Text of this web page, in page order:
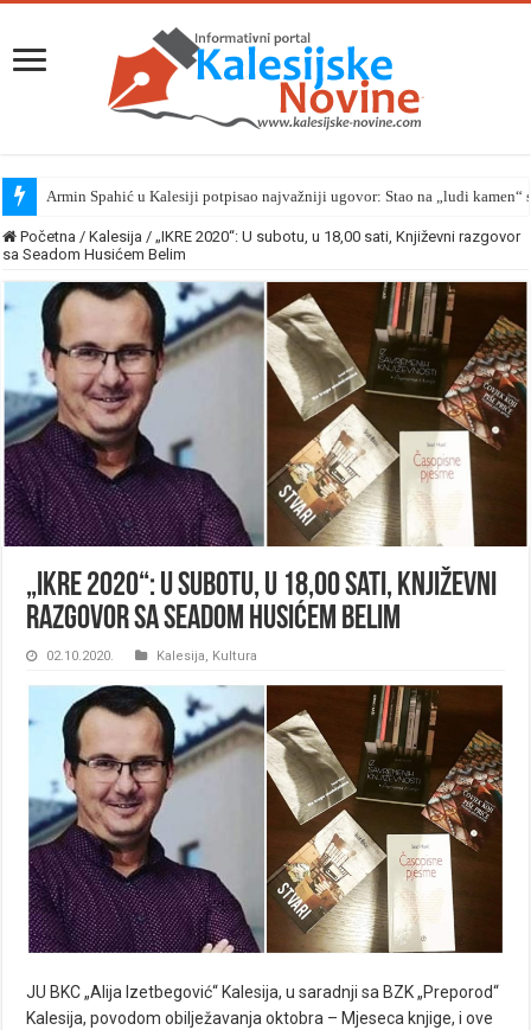
Armin Spahić u Kalesiji potpisao najvažniji ugovor: Stao na „ludi kamen“
Početna / Kalesija / „IKRE 2020“: U subotu, u 18,00 sati, Književni razgovor
sa Seadom Husićem Belim
„IKRE 2020“: U subotu, u 18,00 sati, Književni
razgovor sa Seadom Husićem Belim
02.10.2020. Kalesija, Kultura
JU BKC „Alija Izetbegović“ Kalesija, u saradnji sa BZK „Preporod“
Kalesija, povodom obilježavanja oktobra – Mjeseca knjige, i ove